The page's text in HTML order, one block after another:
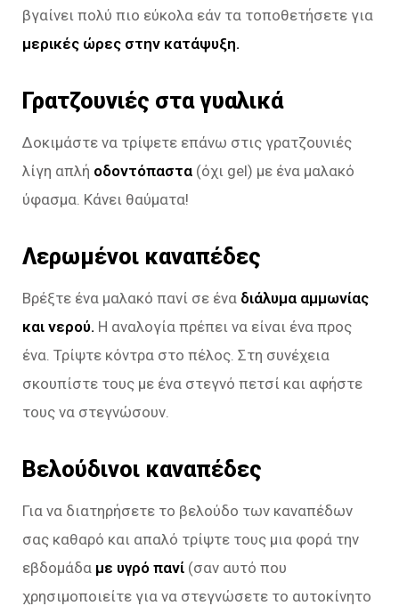
βγαίνει πολύ πιο εύκολα εάν τα τοποθετήσετε για
μερικές ώρες στην κατάψυξη.
Γρατζουνιές στα γυαλικά
Δοκιμάστε να τρίψετε επάνω στις γρατζουνιές
λίγη απλή οδοντόπαστα (όχι gel) με ένα μαλακό
ύφασμα. Κάνει θαύματα!
Λερωμένοι καναπέδες
Βρέξτε ένα μαλακό πανί σε ένα διάλυμα αμμωνίας
και νερού. Η αναλογία πρέπει να είναι ένα προς
ένα. Τρίψτε κόντρα στο πέλος. Στη συνέχεια
σκουπίστε τους με ένα στεγνό πετσί και αφήστε
τους να στεγνώσουν.
Βελούδινοι καναπέδες
Για να διατηρήσετε το βελούδο των καναπέδων
σας καθαρό και απαλό τρίψτε τους μια φορά την
εβδομάδα με υγρό πανί (σαν αυτό που
χρησιμοποιείτε για να στεγνώσετε το αυτοκίνητο